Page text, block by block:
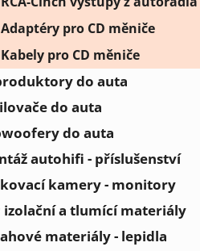
Adaptéry pro CD měniče
Kabely pro CD měniče
do auta
do auta
do auta
autohifi - příslušenství
kamery - monitory
izolační a tlumící materiály
materiály - lepidla